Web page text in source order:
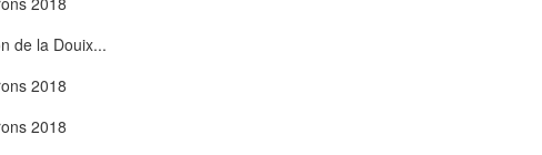
de la Douix...